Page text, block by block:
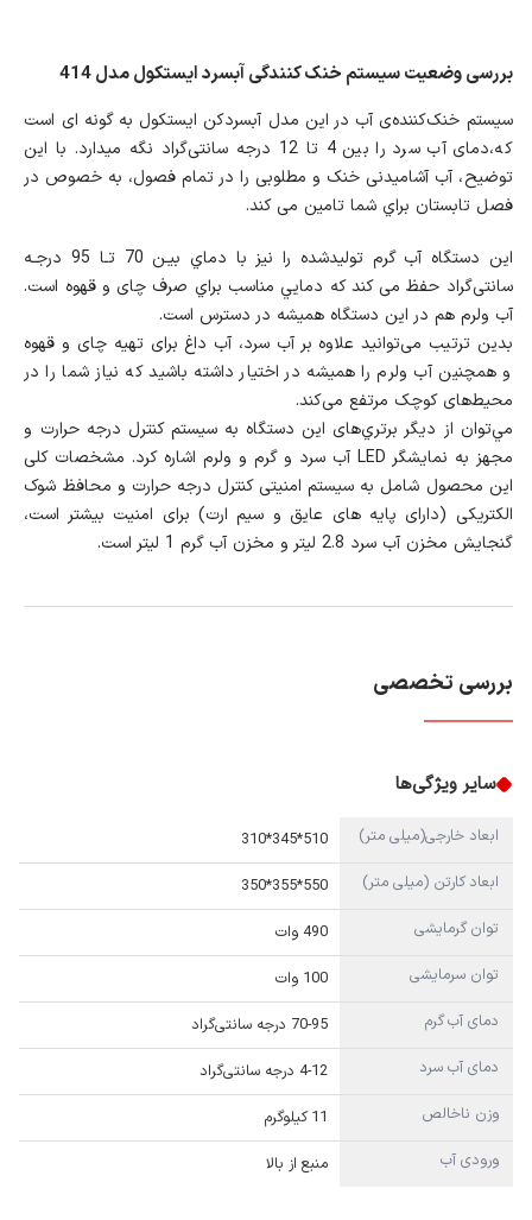
بررسی وضعیت سیستم خنک کنندگی آبسرد ایستکول مدل 414
سیستم خنک‌کننده‌ی آب در اين مدل آبسردکن ايستكول به گونه ای است
که،دمای آب سرد را بین 4 تا 12 درجه‌ سانتی‌گراد نگه میدارد. با این
توضیح، آب آشامیدنی خنک و مطلوبی را در تمام فصول، به خصوص در
فصل تابستان براي شما تامين می كند.
این دستگاه آب گرم توليدشده را نيز با دماي بيـن 70 تـا 95 درجـه
سانتی‌گراد حفظ می كند كه دمايي مناسب براي صرف چای و قهوه است.
آب ولرم هم در اين دستگاه هميشه در دسترس است.
بدین ترتیب می‌توانید علاوه بر آب سرد، آب داغ برای تهیه چای و قهوه
و همچنین آب ولرم را هميشه در اختيار داشته باشيد که نیاز شما را در
محیط‌های کوچک مرتفع می‌کند.
مي‌توان از ديگر برتري‌های این دستگاه به سيستم کنترل درجه حرارت و
مجهز به نمايشگر LED آب سرد و گرم و ولرم اشاره کرد. مشخصات کلی
این محصول شامل به سیستم امنیتی کنترل درجه حرارت و محافظ شوک
الکتریکی (دارای پایه های عایق و سیم ارت) برای امنیت بیشتر است،
گنجایش مخزن آب سرد 2.8 لیتر و مخزن آب گرم 1 لیتر است.
بررسی تخصصی
سایر ویژگی‌ها
ابعاد خارجی(میلی متر)
510*345*310
ابعاد کارتن (میلی متر)
550*355*350
توان گرمایشی
490 وات
توان سرمایشی
100 وات
دمای آب گرم
70-95 درجه سانتی‌گراد
دمای آب سرد
4-12 درجه سانتی‌گراد
وزن ناخالص
11 کیلوگرم
ورودی آب
منبع از بالا